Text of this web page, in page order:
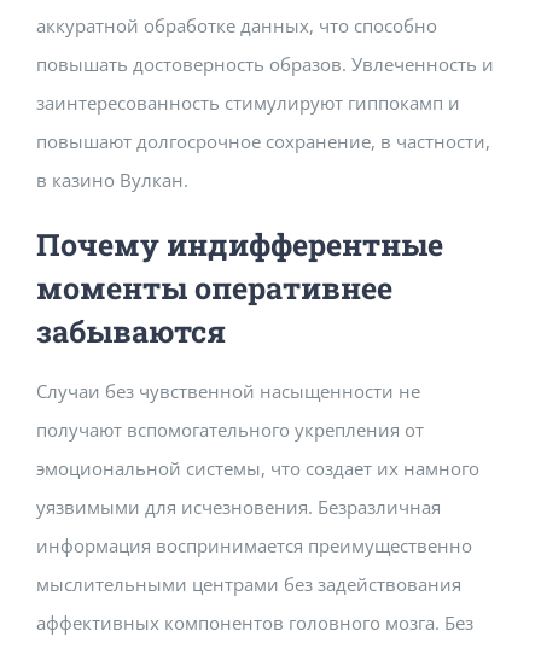
аккуратной обработке данных, что способно
повышать достоверность образов. Увлеченность и
заинтересованность стимулируют гиппокамп и
повышают долгосрочное сохранение, в частности,
в казино Вулкан.
Почему индифферентные
моменты оперативнее
забываются
Случаи без чувственной насыщенности не
получают вспомогательного укрепления от
эмоциональной системы, что создает их намного
уязвимыми для исчезновения. Безразличная
информация воспринимается преимущественно
мыслительными центрами без задействования
аффективных компонентов головного мозга. Без